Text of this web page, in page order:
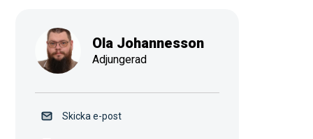
Ola Johannesson
Adjungerad
Skicka e-post